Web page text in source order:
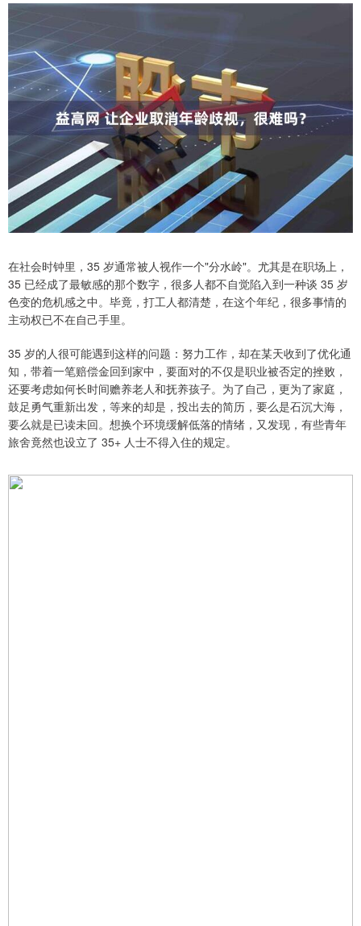
在社会时钟里，35 岁通常被人视作一个"分水岭"。尤其是在职场上，
35 已经成了最敏感的那个数字，很多人都不自觉陷入到一种谈 35 岁
色变的危机感之中。毕竟，打工人都清楚，在这个年纪，很多事情的
主动权已不在自己手里。
35 岁的人很可能遇到这样的问题：努力工作，却在某天收到了优化通
知，带着一笔赔偿金回到家中，要面对的不仅是职业被否定的挫败，
还要考虑如何长时间赡养老人和抚养孩子。为了自己，更为了家庭，
鼓足勇气重新出发，等来的却是，投出去的简历，要么是石沉大海，
要么就是已读未回。想换个环境缓解低落的情绪，又发现，有些青年
旅舍竟然也设立了 35+ 人士不得入住的规定。